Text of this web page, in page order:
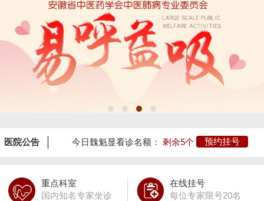
医院公告 今日魏魁显看诊名额： 剩余5个 预约挂号
重点科室
国内知名专家坐诊
在线挂号
每位专家限号20名